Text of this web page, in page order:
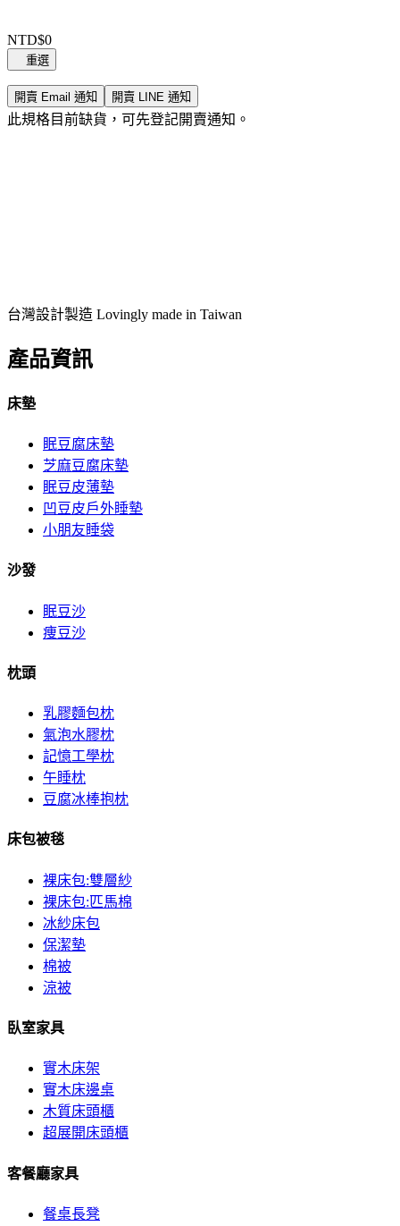
1
of
0
NTD$0
重選
開賣 Email 通知 開賣 LINE 通知
此規格目前缺貨，可先登記開賣通知。
台灣設計製造 Lovingly made in Taiwan
產品資訊
床墊
眠豆腐床墊
芝麻豆腐床墊
眠豆皮薄墊
凹豆皮戶外睡墊
小朋友睡袋
沙發
眠豆沙
痩豆沙
枕頭
乳膠麵包枕
氣泡水膠枕
記憶工學枕
午睡枕
豆腐冰棒抱枕
床包被毯
裸床包:雙層紗
裸床包:匹馬棉
冰紗床包
保潔墊
棉被
涼被
臥室家具
實木床架
實木床邊桌
木質床頭櫃
超展開床頭櫃
客餐廳家具
餐桌長凳